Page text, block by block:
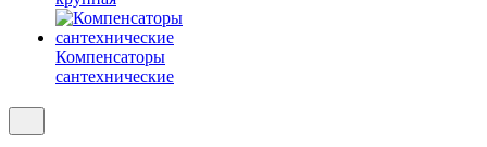
Компенсаторы
сантехнические